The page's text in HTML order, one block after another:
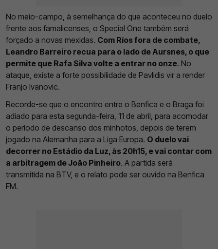
No meio-campo, à semelhança do que aconteceu no duelo
frente aos famalicenses, o Special One também será
forçado a novas mexidas. Com Ríos fora de combate,
Leandro Barreiro recua para o lado de Aursnes, o que
permite que Rafa Silva volte a entrar no onze. No
ataque, existe a forte possibilidade de Pavlidis vir a render
Franjo Ivanovic.
Recorde-se que o encontro entre o Benfica e o Braga foi
adiado para esta segunda-feira, 11 de abril, para acomodar
o período de descanso dos minhotos, depois de terem
jogado na Alemanha para a Liga Europa. O duelo vai
decorrer no Estádio da Luz, às 20h15, e vai contar com
a arbitragem de João Pinheiro. A partida será
transmitida na BTV, e o relato pode ser ouvido na Benfica
FM.